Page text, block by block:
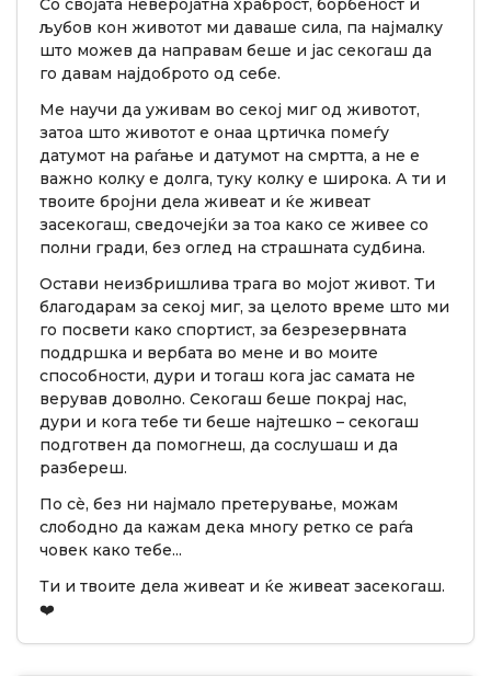
Со својата неверојатна храброст, борбеност и
љубов кон животот ми даваше сила, па најмалку
што можев да направам беше и јас секогаш да
го давам најдоброто од себе.
Ме научи да уживам во секој миг од животот,
затоа што животот е онаа цртичка помеѓу
датумот на раѓање и датумот на смртта, а не е
важно колку е долга, туку колку е широка. А ти и
твоите бројни дела живеат и ќе живеат
засекогаш, сведочејќи за тоа како се живее со
полни гради, без оглед на страшната судбина.
Остави неизбришлива трага во мојот живот. Ти
благодарам за секој миг, за целото време што ми
го посвети како спортист, за безрезервната
поддршка и вербата во мене и во моите
способности, дури и тогаш кога јас самата не
верував доволно. Секогаш беше покрај нас,
дури и кога тебе ти беше најтешко – секогаш
подготвен да помогнеш, да сослушаш и да
разбереш.
По сè, без ни најмало претерување, можам
слободно да кажам дека многу ретко се раѓа
човек како тебе...
Ти и твоите дела живеат и ќе живеат засекогаш.
❤️